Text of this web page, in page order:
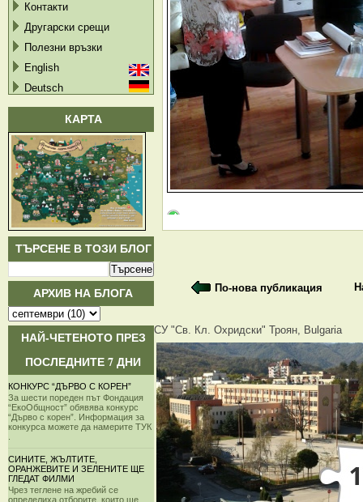
Контакти
Другарски срещи
Полезни връзки
English
Deutsch
КАРТА
ТЪРСЕНЕ В ТОЗИ БЛОГ
АРХИВ НА БЛОГА
НАЙ-ЧЕТЕНОТО ПРЕЗ
ПОСЛЕДНИТЕ 7 ДНИ
КОНКУРС “ДЪРВО С КОРЕН”
За шести пореден път Фондация
“ЕкоОбщност” обявява конкурс
“Дърво с корен”. Информация за
конкурса можете да намерите ТУК
СИНИТЕ, ЖЪЛТИТЕ,
ОРАНЖЕВИТЕ И ЗЕЛЕНИТЕ ЩЕ
ГЛЕДАТ ФИЛМИ
Чрез теглене на жребий се
определиха отборите, които ще
По-нова публикация
СУ "Св. Кл. Охридски" Троян, Bulgaria